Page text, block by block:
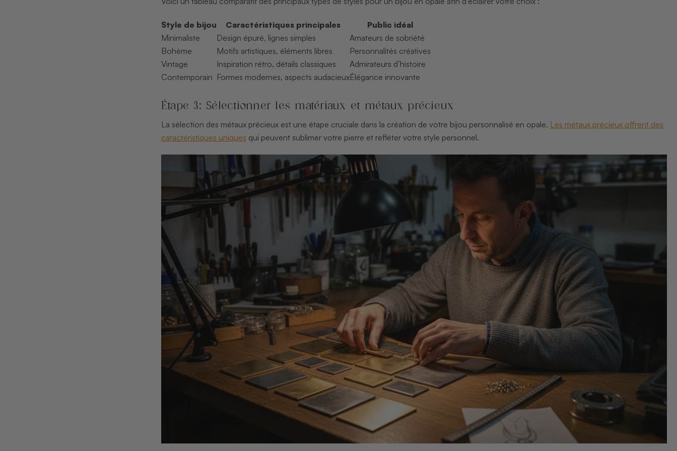
Style de bijou Caractéristiques principales
Public idéal
Minimaliste
Design épuré, lignes simples
Amateurs de sobriété
Bohème
Motifs artistiques, éléments libres
Personnalités créatives
Vintage
Inspiration rétro, détails classiques
Admirateurs d’histoire
Contemporain Formes modernes, aspects audacieuxÉlégance innovante
Étape 3: Sélectionner les matériaux et métaux précieux
La sélection des métaux précieux est une étape cruciale dans la création de votre bijou personnalisé en opale. Les métaux précieux offrent des
caractéristiques uniques qui peuvent sublimer votre pierre et refléter votre style personnel.